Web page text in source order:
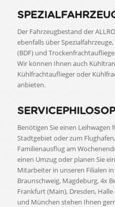
Der Fahrzeugbestand der
ebenfalls über
(BDF) und
Wir können Ihnen auch
Kühlfrachtauflieger oder
anbieten.
Benötigen Sie einen Leihwagen
Stadtgebiet oder zum
Familienausflug am
einen Umzug oder planen Sie
Mitarbeiter in unseren Filialen
Braunschweig, Magdeburg, 4x
Frankfurt (Main), Dresden,
und München stehen Ihnen